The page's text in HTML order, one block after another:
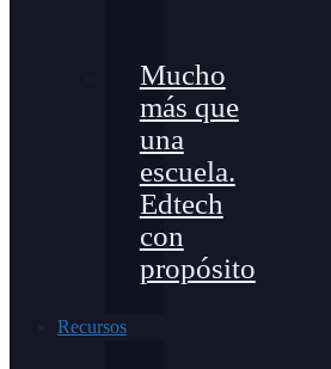
Mucho
más que
una
escuela.
Edtech
con
propósito
Recursos